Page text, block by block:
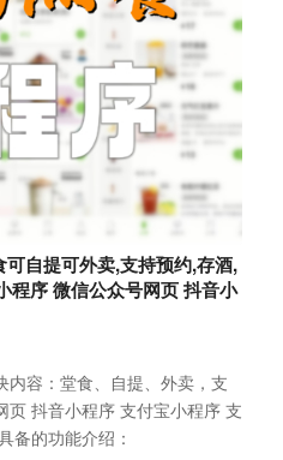
自提可外卖,支持预约,存酒,
程序 微信公众号网页 抖音小
容：堂食、自提、外卖，支
抖音小程序 支付宝小程序 支
备的功能介绍：